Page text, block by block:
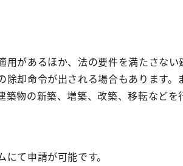
があるほか、法の要件を満たさない
却命令が出される場合もあります。
物の新築、増築、改築、移転などを
て申請が可能です。